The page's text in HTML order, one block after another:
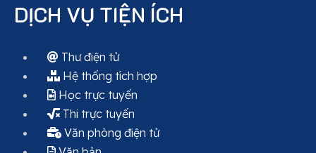
DỊCH VỤ TIỆN ÍCH
Thư điện tử
Hệ thống tích hợp
Học trực tuyến
Thi trực tuyến
Văn phòng điện tử